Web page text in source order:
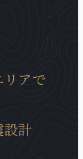
、イノバイ
便利な場所
に居ても、
、イノバイ
便利な場所
アで
り、ダオタ
は多様な商
設計
震構造のビ